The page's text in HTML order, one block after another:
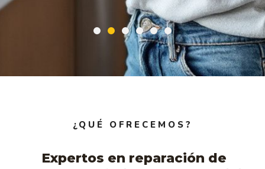
¿QUÉ OFRECEMOS?
Expertos en reparación de